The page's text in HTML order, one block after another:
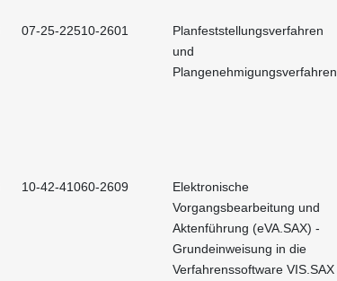
07-25-22510-2601
Planfeststellungsverfahren
und
Plangenehmigungsverfahren
10-42-41060-2609
Elektronische
Vorgangsbearbeitung und
Aktenführung (eVA.SAX) -
Grundeinweisung in die
Verfahrenssoftware VIS.SAX